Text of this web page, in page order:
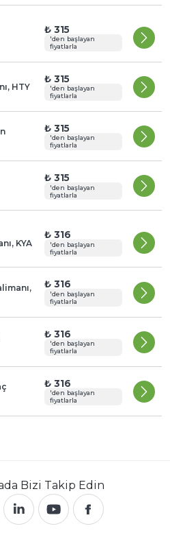
₺ 315
'den başlayan
fiyatlarla
HTY
₺ 315
'den başlayan
fiyatlarla
₺ 315
'den başlayan
fiyatlarla
₺ 315
'den başlayan
fiyatlarla
KYA
₺ 316
'den başlayan
fiyatlarla
₺ 316
'den başlayan
fiyatlarla
₺ 316
'den başlayan
fiyatlarla
₺ 316
'den başlayan
fiyatlarla
Bizi Takip Edin